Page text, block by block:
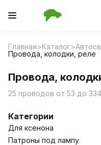
Главная Каталог
Провода, колодки, реле
Провода,
25 проводов от 53 до
Категории
Для ксенона
Патроны под лампу